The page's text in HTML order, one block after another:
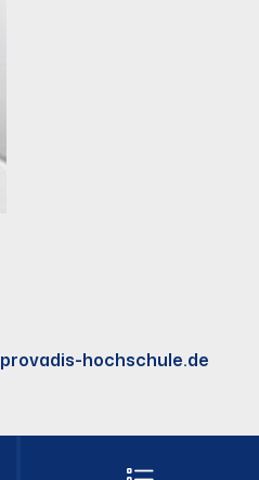
provadis-hochschule.de